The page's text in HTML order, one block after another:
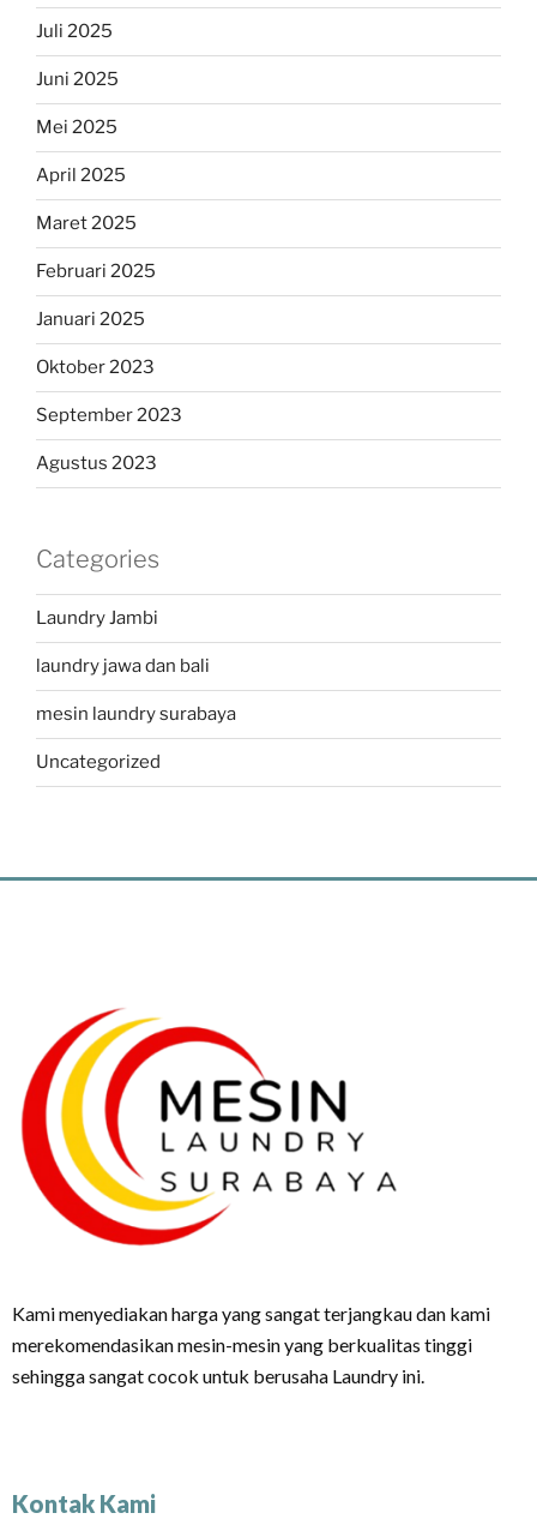
Juli 2025
Juni 2025
Mei 2025
April 2025
Maret 2025
Februari 2025
Januari 2025
Oktober 2023
September 2023
Agustus 2023
Categories
Laundry Jambi
laundry jawa dan bali
mesin laundry surabaya
Uncategorized
Kami menyediakan harga yang sangat terjangkau dan kami
merekomendasikan mesin-mesin yang berkualitas tinggi
sehingga sangat cocok untuk berusaha Laundry ini.
Kontak Kami